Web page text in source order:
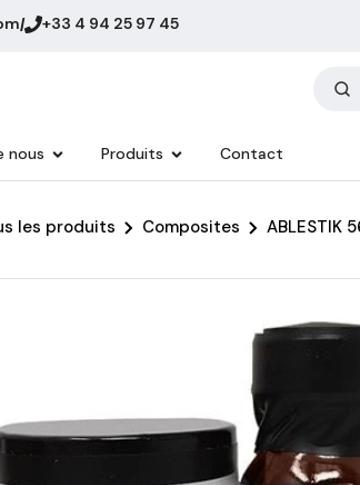
/ +33 4 94 25 97 45
nous Produits Contact
les produits Composites ABLESTIK